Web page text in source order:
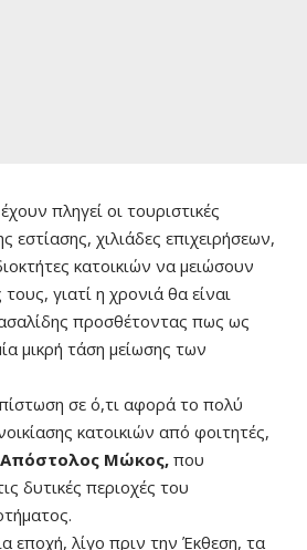
πληγεί οι τουριστικές
εστίασης, χιλιάδες επιχειρήσεων,
κατοικιών να μειώσουν
γιατί η χρονιά θα είναι
προσθέτοντας πως ως
μικρή τάση μείωσης των
σε ό,τι αφορά το πολύ
κατοικιών από φοιτητές,
Απόστολος Μώκος, που
δυτικές περιοχές του
εποχή, λίγο πριν την Έκθεση, τα